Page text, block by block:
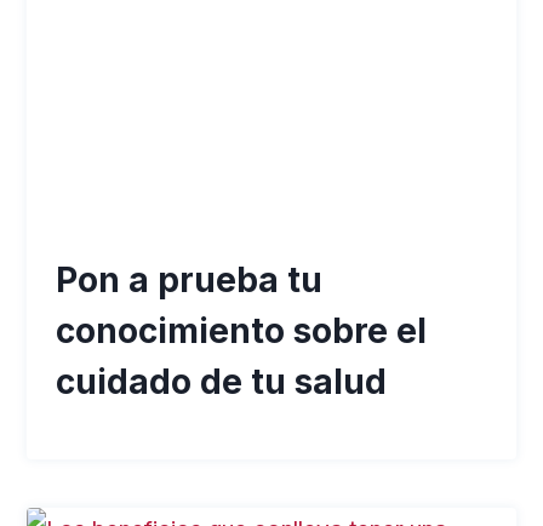
Pon a prueba tu
conocimiento sobre el
cuidado de tu salud